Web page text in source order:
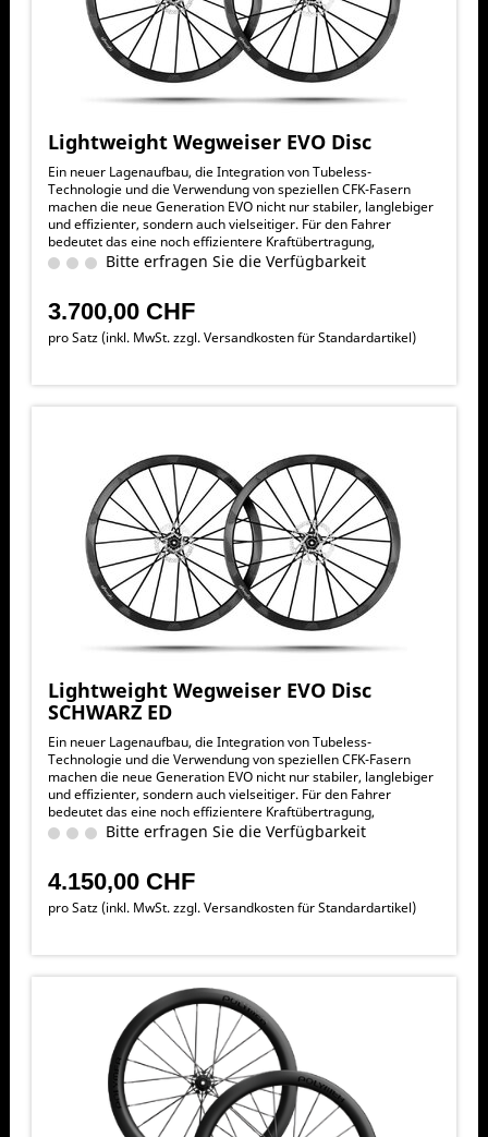
Lightweight Wegweiser EVO Disc
Ein neuer Lagenaufbau, die Integration von Tubeless-
Technologie und die Verwendung von speziellen CFK-Fasern
machen die neue Generation EVO nicht nur stabiler, langlebiger
und effizienter, sondern auch vielseitiger. Für den Fahrer
bedeutet das eine noch effizientere Kraftübertragung,
exzellentes Handling, verbesserte Rolleigenschaften, präzisere
und sicherere Bremsperformance und vor allem mehr Speed.
Bitte erfragen Sie die Verfügbarkeit
3.700,00 CHF
pro Satz (inkl. MwSt. zzgl.Versandkosten für Standardartikel)
Lightweight Wegweiser EVO Disc
SCHWARZ ED
Ein neuer Lagenaufbau, die Integration von Tubeless-
Technologie und die Verwendung von speziellen CFK-Fasern
machen die neue Generation EVO nicht nur stabiler, langlebiger
und effizienter, sondern auch vielseitiger. Für den Fahrer
bedeutet das eine noch effizientere Kraftübertragung,
exzellentes Handling, verbesserte Rolleigenschaften, präzisere
und sicherere Bremsperformance und vor allem mehr Speed.
Bitte erfragen Sie die Verfügbarkeit
4.150,00 CHF
pro Satz (inkl. MwSt. zzgl.Versandkosten für Standardartikel)